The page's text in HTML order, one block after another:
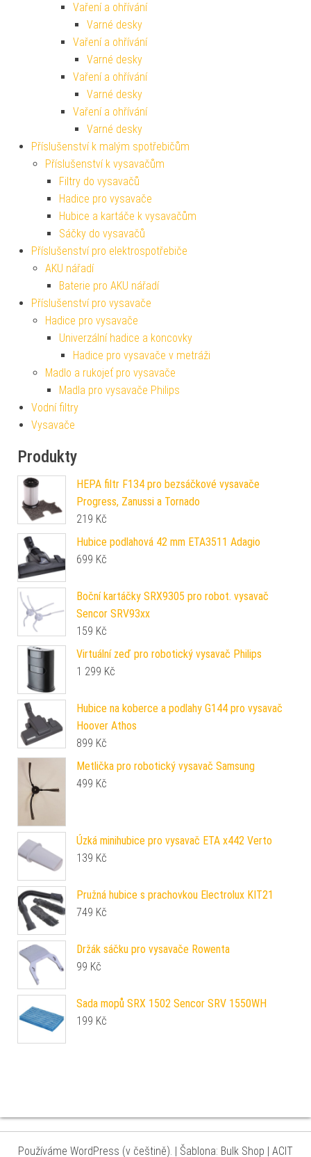
Vaření a ohřívání
Varné desky
Vaření a ohřívání
Varné desky
Vaření a ohřívání
Varné desky
Vaření a ohřívání
Varné desky
Příslušenství k malým spotřebičům
Příslušenství k vysavačům
Filtry do vysavačů
Hadice pro vysavače
Hubice a kartáče k vysavačům
Sáčky do vysavačů
Příslušenství pro elektrospotřebiče
AKU nářadí
Baterie pro AKU nářadí
Příslušenství pro vysavače
Hadice pro vysavače
Univerzální hadice a koncovky
Hadice pro vysavače v metráži
Madlo a rukojeť pro vysavače
Madla pro vysavače Philips
Vodní filtry
Vysavače
Produkty
HEPA filtr F134 pro bezsáčkové vysavače
Progress, Zanussi a Tornado
219 Kč
Hubice podlahová 42 mm ETA3511 Adagio
699 Kč
Boční kartáčky SRX9305 pro robot. vysavač
Sencor SRV93xx
159 Kč
Virtuální zeď pro robotický vysavač Philips
1 299 Kč
Hubice na koberce a podlahy G144 pro vysavač
Hoover Athos
899 Kč
Metlička pro robotický vysavač Samsung
499 Kč
Úzká minihubice pro vysavač ETA x442 Verto
139 Kč
Pružná hubice s prachovkou Electrolux KIT21
749 Kč
Držák sáčku pro vysavače Rowenta
99 Kč
Sada mopů SRX 1502 Sencor SRV 1550WH
199 Kč
Používáme WordPress (v češtině). | Šablona: Bulk Shop | ACIT